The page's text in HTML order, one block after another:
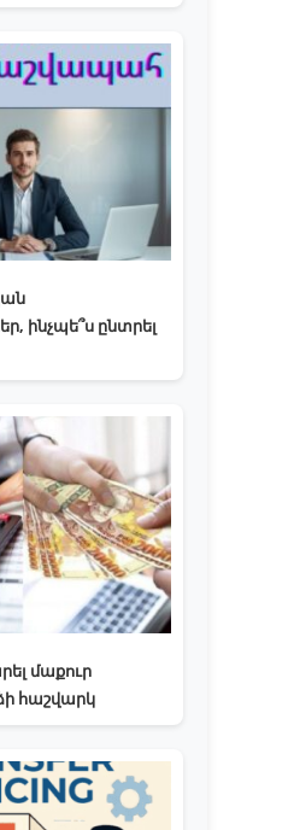
ինչպե՞ս ընտրել
մաքուր
հաշվարկ